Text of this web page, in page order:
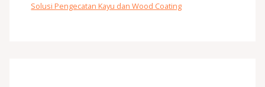
Solusi Pengecatan Kayu dan Wood Coating